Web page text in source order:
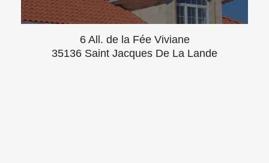
6 All. de la Fée Viviane
35136 Saint Jacques De La Lande